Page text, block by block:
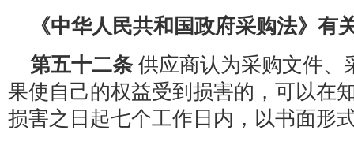
《中华人民共和国政府采购法》有
第五十二条 供应商认为采购文件、
果使自己的权益受到损害的，可以在
损害之日起七个工作日内，以书面形